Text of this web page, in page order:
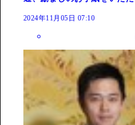
2024年11月05日 07:10